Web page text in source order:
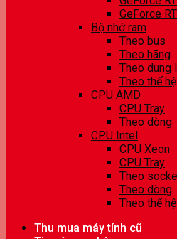
GeForce
Bộ nhớ ram
Theo bus
Theo hãng
Theo dung
Theo thế hệ
CPU AMD
CPU Tray
Theo dòng
CPU Intel
CPU Xeon
CPU Tray
Theo
Theo dòng
Theo thế hệ
Thu mua máy tính cũ